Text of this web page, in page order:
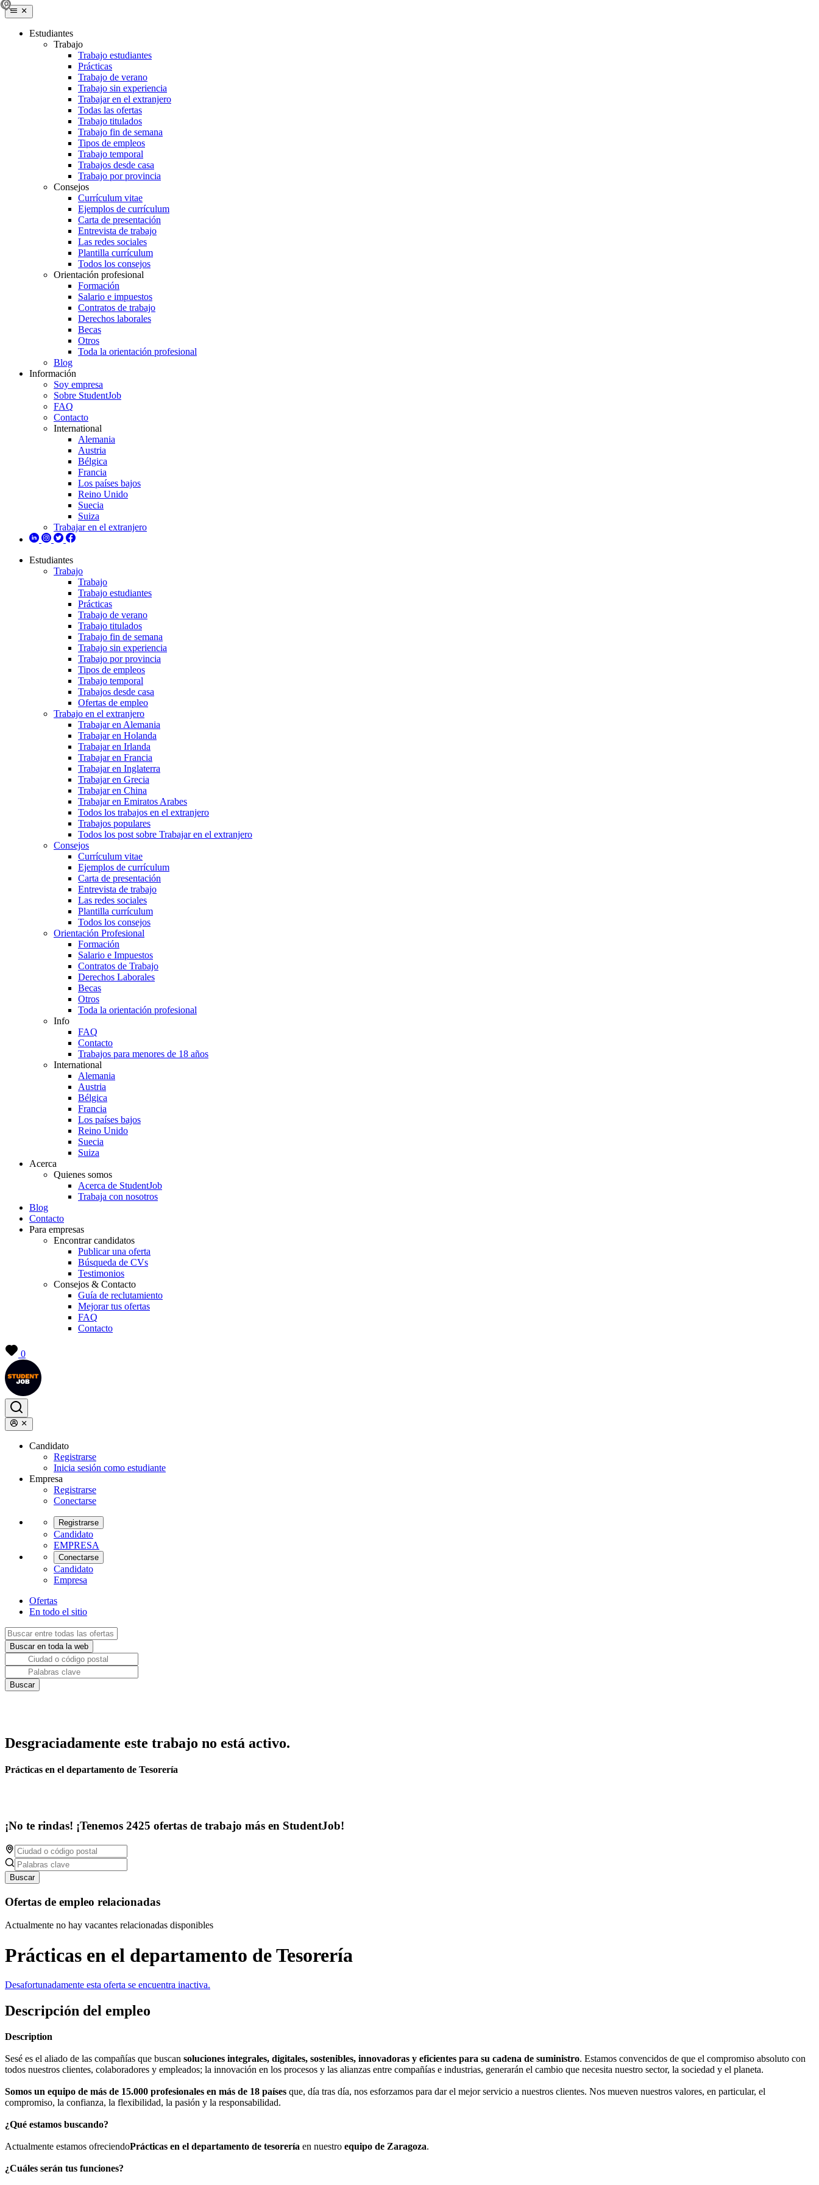
Estudiantes
Trabajo
Trabajo estudiantes
Prácticas
Trabajo de verano
Trabajo sin experiencia
Trabajar en el extranjero
Todas las ofertas
Trabajo titulados
Trabajo fin de semana
Tipos de empleos
Trabajo temporal
Trabajos desde casa
Trabajo por provincia
Consejos
Currículum vitae
Ejemplos de currículum
Carta de presentación
Entrevista de trabajo
Las redes sociales
Plantilla currículum
Todos los consejos
Orientación profesional
Formación
Salario e impuestos
Contratos de trabajo
Derechos laborales
Becas
Otros
Toda la orientación profesional
Blog
Información
Soy empresa
Sobre StudentJob
FAQ
Contacto
International
Alemania
Austria
Bélgica
Francia
Los países bajos
Reino Unido
Suecia
Suiza
Trabajar en el extranjero
Estudiantes
Trabajo
Trabajo
Trabajo estudiantes
Prácticas
Trabajo de verano
Trabajo titulados
Trabajo fin de semana
Trabajo sin experiencia
Trabajo por provincia
Tipos de empleos
Trabajo temporal
Trabajos desde casa
Ofertas de empleo
Trabajo en el extranjero
Trabajar en Alemania
Trabajar en Holanda
Trabajar en Irlanda
Trabajar en Francia
Trabajar en Inglaterra
Trabajar en Grecia
Trabajar en China
Trabajar en Emiratos Arabes
Todos los trabajos en el extranjero
Trabajos populares
Todos los post sobre Trabajar en el extranjero
Consejos
Currículum vitae
Ejemplos de currículum
Carta de presentación
Entrevista de trabajo
Las redes sociales
Plantilla currículum
Todos los consejos
Orientación Profesional
Formación
Salario e Impuestos
Contratos de Trabajo
Derechos Laborales
Becas
Otros
Toda la orientación profesional
Info
FAQ
Contacto
Trabajos para menores de 18 años
International
Alemania
Austria
Bélgica
Francia
Los países bajos
Reino Unido
Suecia
Suiza
Acerca
Quienes somos
Acerca de StudentJob
Trabaja con nosotros
Blog
Contacto
Para empresas
Encontrar candidatos
Publicar una oferta
Búsqueda de CVs
Testimonios
Consejos & Contacto
Guía de reclutamiento
Mejorar tus ofertas
FAQ
Contacto
0
Candidato
Registrarse
Inicia sesión como estudiante
Empresa
Registrarse
Conectarse
Registrarse
Candidato
EMPRESA
Conectarse
Candidato
Empresa
Ofertas
En todo el sitio
Desgraciadamente este trabajo no está activo.
Prácticas en el departamento de Tesorería
¡No te rindas! ¡Tenemos 2425 ofertas de trabajo más en StudentJob!
Buscar
Ofertas de empleo relacionadas
Actualmente no hay vacantes relacionadas disponibles
Prácticas en el departamento de Tesorería
Desafortunadamente esta oferta se encuentra inactiva.
Descripción del empleo
Description
Sesé es el aliado de las compañías que buscan soluciones integrales, digitales, sostenibles, innovadoras y eficientes para su cadena de suministro. Estamos convencidos de que el compromiso absoluto con
todos nuestros clientes, colaboradores y empleados; la innovación en los procesos y las alianzas entre compañías e industrias, generarán el cambio que necesita nuestro sector, la sociedad y el planeta.
Somos un equipo de más de 15.000 profesionales en más de 18 países que, día tras día, nos esforzamos para dar el mejor servicio a nuestros clientes. Nos mueven nuestros valores, en particular, el
compromiso, la confianza, la flexibilidad, la pasión y la responsabilidad.
¿Qué estamos buscando?
Actualmente estamos ofreciendoPrácticas en el departamento de tesorería en nuestro equipo de Zaragoza.
¿Cuáles serán tus funciones?